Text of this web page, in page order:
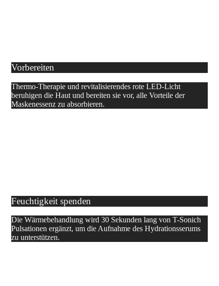
Vorbereiten
Thermo-Therapie und revitalisierendes rote LED-Licht
beruhigen die Haut und bereiten sie vor, alle Vorteile der
Maskenessenz zu absorbieren.
Feuchtigkeit spenden
Die Wärmebehandlung wird 30 Sekunden lang von T-Sonich
Pulsationen ergänzt, um die Aufnahme des Hydrationsserums
zu unterstützen.